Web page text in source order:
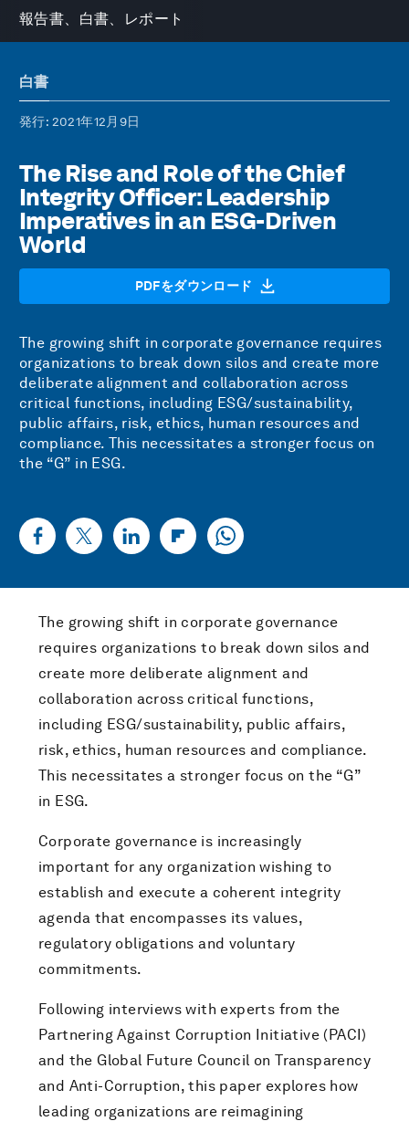
報告書、白書、レポート
白書
発行: 2021年12月9日
The Rise and Role of the Chief
Integrity Officer: Leadership
Imperatives in an ESG-Driven
World
PDFをダウンロード
The growing shift in corporate governance requires
organizations to break down silos and create more
deliberate alignment and collaboration across
critical functions, including ESG/sustainability,
public affairs, risk, ethics, human resources and
compliance. This necessitates a stronger focus on
the “G” in ESG.
The growing shift in corporate governance
requires organizations to break down silos and
create more deliberate alignment and
collaboration across critical functions,
including ESG/sustainability, public affairs,
risk, ethics, human resources and compliance.
This necessitates a stronger focus on the “G”
in ESG.
Corporate governance is increasingly
important for any organization wishing to
establish and execute a coherent integrity
agenda that encompasses its values,
regulatory obligations and voluntary
commitments.
Following interviews with experts from the
Partnering Against Corruption Initiative (PACI)
and the Global Future Council on Transparency
and Anti-Corruption, this paper explores how
leading organizations are reimagining